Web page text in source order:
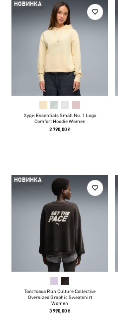
НОВИНКА
Худи Essentials Small No. 1 Logo
Comfort Hoodie Women
2 790,00 ₴
НОВИНКА
Толстовка Run Culture Collective
Oversized Graphic Sweatshirt
Women
3 990,00 ₴